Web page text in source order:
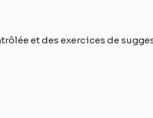
et des exercices de